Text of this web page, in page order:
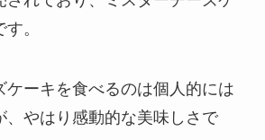
。
ケーキを食べるのは個人的には
、やはり感動的な美味しさで